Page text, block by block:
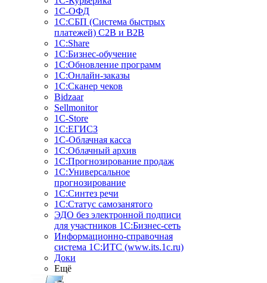
1С-ОФД
1С:СБП (Система быстрых
платежей) C2B и B2B
1С:Share
1С:Бизнес-обучение
1С:Обновление программ
1С:Онлайн-заказы
1С:Сканер чеков
Bidzaar
Sellmonitor
1C-Store
1С:ЕГИСЗ
1С-Облачная касса
1С:Облачный архив
1С:Прогнозирование продаж
1С:Универсальное
прогнозирование
1С:Синтез речи
1С:Статус самозанятого
ЭДО без электронной подписи
для участников 1С:Бизнес-сеть
Информационно-справочная
система 1С:ИТС (www.its.1c.ru)
Доки
Ещё